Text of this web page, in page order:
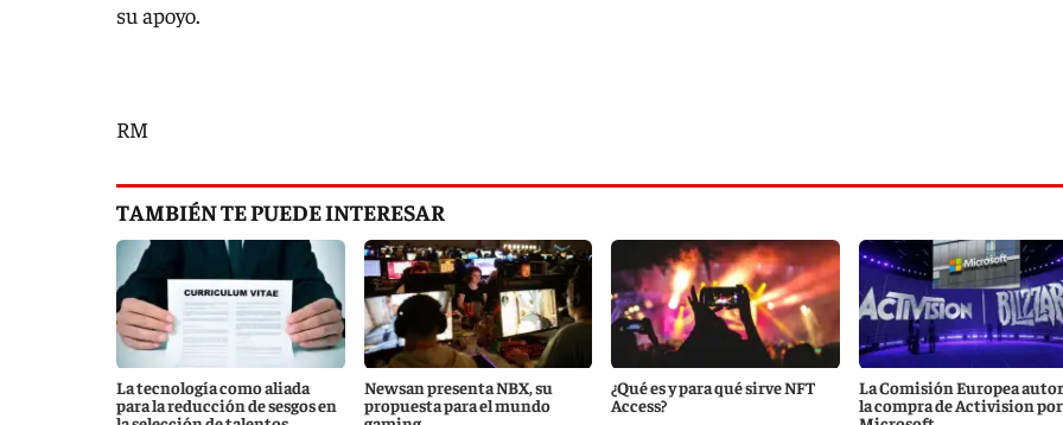
su apoyo.
RM
TAMBIÉN TE PUEDE INTERESAR
La tecnología como aliada
para la reducción de sesgos en
Newsan presenta NBX, su
propuesta para el mundo
¿Qué es y para qué sirve NFT
Access?
La Comisión Europea
la compra de Activision por